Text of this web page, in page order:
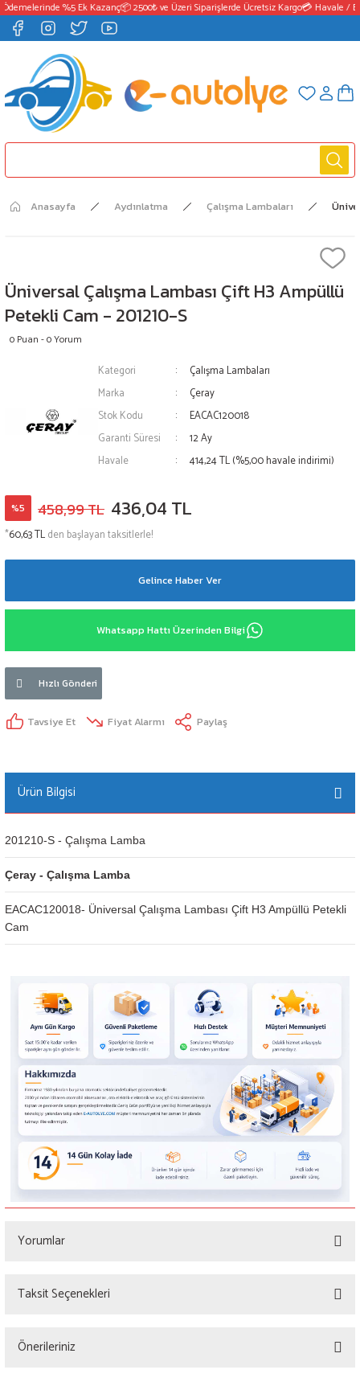
%5 Ek Kazanç📦 2500₺ ve Üzeri Siparişlerde Ücretsiz Kargo💳 Havale /
Anasayfa Aydınlatma Çalışma Lambaları
Üniversal Çalışma Lambası Çift H3 Ampüllü
Petekli Cam - 201210-S
0 Puan - 0 Yorum
Kategori
Çalışma Lambaları
Marka
Çeray
Stok Kodu
EACAC120018
Garanti Süresi
12 Ay
Havale
414,24 TL (%5,00 havale indirimi)
%5 458,99 TL 436,04 TL
*60,63 TLden başlayan taksitlerle!
Gelince Haber Ver
Whatsapp Hattı Üzerinden Bilgi
Hızlı Gönderi
Tavsiye Et Fiyat Alarmı Paylaş
Ürün Bilgisi
201210-S - Çalışma Lamba
Çeray - Çalışma Lamba
EACAC120018- Üniversal Çalışma Lambası Çift H3 Ampüllü Petekli
Cam
Yorumlar
Taksit Seçenekleri
Önerileriniz